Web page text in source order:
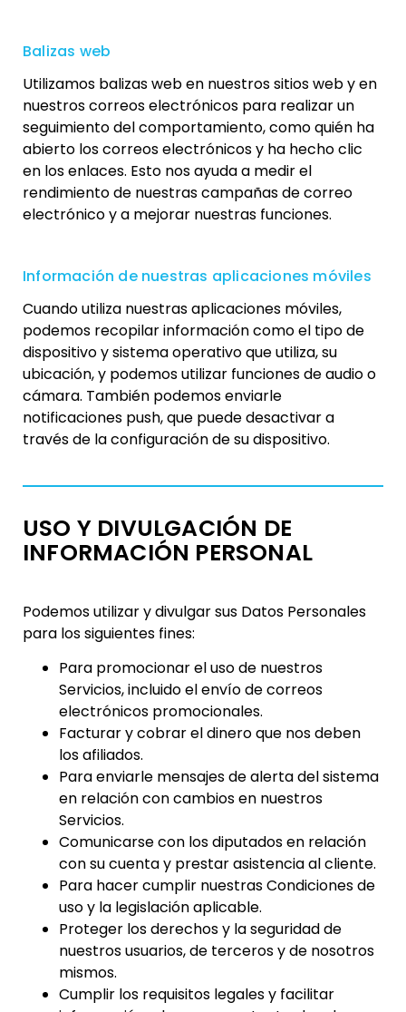
Balizas web
Utilizamos balizas web en nuestros sitios web y en
nuestros correos electrónicos para realizar un
seguimiento del comportamiento, como quién ha
abierto los correos electrónicos y ha hecho clic
en los enlaces. Esto nos ayuda a medir el
rendimiento de nuestras campañas de correo
electrónico y a mejorar nuestras funciones.
Información de nuestras aplicaciones móviles
Cuando utiliza nuestras aplicaciones móviles,
podemos recopilar información como el tipo de
dispositivo y sistema operativo que utiliza, su
ubicación, y podemos utilizar funciones de audio o
cámara. También podemos enviarle
notificaciones push, que puede desactivar a
través de la configuración de su dispositivo.
USO Y DIVULGACIÓN DE
INFORMACIÓN PERSONAL
Podemos utilizar y divulgar sus Datos Personales
para los siguientes fines:
Para promocionar el uso de nuestros
Servicios, incluido el envío de correos
electrónicos promocionales.
Facturar y cobrar el dinero que nos deben
los afiliados.
Para enviarle mensajes de alerta del sistema
en relación con cambios en nuestros
Servicios.
Comunicarse con los diputados en relación
con su cuenta y prestar asistencia al cliente.
Para hacer cumplir nuestras Condiciones de
uso y la legislación aplicable.
Proteger los derechos y la seguridad de
nuestros usuarios, de terceros y de nosotros
mismos.
Cumplir los requisitos legales y facilitar